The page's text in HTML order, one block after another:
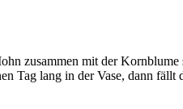
zusammen mit der
Tag lang in der Vase, dann